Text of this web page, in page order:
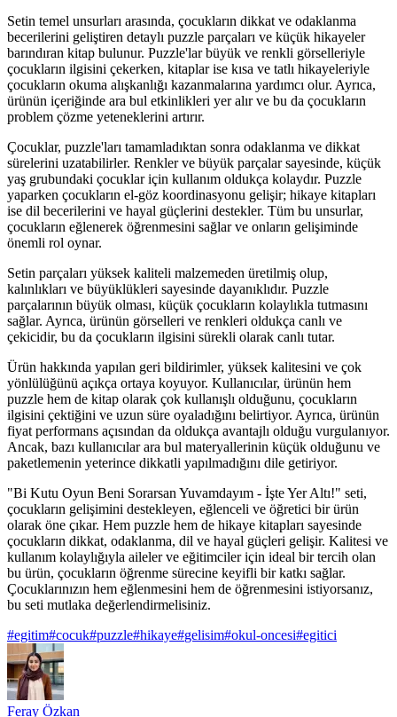
Setin temel unsurları arasında, çocukların dikkat ve odaklanma
becerilerini geliştiren detaylı puzzle parçaları ve küçük hikayeler
barındıran kitap bulunur. Puzzle'lar büyük ve renkli görselleriyle
çocukların ilgisini çekerken, kitaplar ise kısa ve tatlı hikayeleriyle
çocukların okuma alışkanlığı kazanmalarına yardımcı olur. Ayrıca,
ürünün içeriğinde ara bul etkinlikleri yer alır ve bu da çocukların
problem çözme yeteneklerini artırır.
Çocuklar, puzzle'ları tamamladıktan sonra odaklanma ve dikkat
sürelerini uzatabilirler. Renkler ve büyük parçalar sayesinde, küçük
yaş grubundaki çocuklar için kullanım oldukça kolaydır. Puzzle
yaparken çocukların el-göz koordinasyonu gelişir; hikaye kitapları
ise dil becerilerini ve hayal güçlerini destekler. Tüm bu unsurlar,
çocukların eğlenerek öğrenmesini sağlar ve onların gelişiminde
önemli rol oynar.
Setin parçaları yüksek kaliteli malzemeden üretilmiş olup,
kalınlıkları ve büyüklükleri sayesinde dayanıklıdır. Puzzle
parçalarının büyük olması, küçük çocukların kolaylıkla tutmasını
sağlar. Ayrıca, ürünün görselleri ve renkleri oldukça canlı ve
çekicidir, bu da çocukların ilgisini sürekli olarak canlı tutar.
Ürün hakkında yapılan geri bildirimler, yüksek kalitesini ve çok
yönlülüğünü açıkça ortaya koyuyor. Kullanıcılar, ürünün hem
puzzle hem de kitap olarak çok kullanışlı olduğunu, çocukların
ilgisini çektiğini ve uzun süre oyaladığını belirtiyor. Ayrıca, ürünün
fiyat performans açısından da oldukça avantajlı olduğu vurgulanıyor.
Ancak, bazı kullanıcılar ara bul materyallerinin küçük olduğunu ve
paketlemenin yeterince dikkatli yapılmadığını dile getiriyor.
"Bi Kutu Oyun Beni Sorarsan Yuvamdayım - İşte Yer Altı!" seti,
çocukların gelişimini destekleyen, eğlenceli ve öğretici bir ürün
olarak öne çıkar. Hem puzzle hem de hikaye kitapları sayesinde
çocukların dikkat, odaklanma, dil ve hayal güçleri gelişir. Kalitesi ve
kullanım kolaylığıyla aileler ve eğitimciler için ideal bir tercih olan
bu ürün, çocukların öğrenme sürecine keyifli bir katkı sağlar.
Çocuklarınızın hem eğlenmesini hem de öğrenmesini istiyorsanız,
bu seti mutlaka değerlendirmelisiniz.
#egitim#cocuk#puzzle#hikaye#gelisim#okul-oncesi#egitici
Feray Özkan